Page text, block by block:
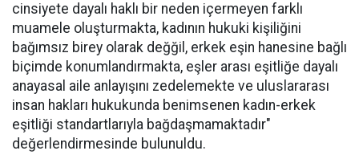
cinsiyete dayalı haklı bir neden içermeyen farklı
muamele oluşturmakta, kadının hukuki kişiliğini
bağımsız birey olarak değğil, erkek eşin hanesine bağlı
biçimde konumlandırmakta, eşler arası eşitliğe dayalı
anayasal aile anlayışını zedelemekte ve uluslararası
insan hakları hukukunda benimsenen kadın-erkek
eşitliği standartlarıyla bağdaşmamaktadır"
değerlendirmesinde bulunuldu.